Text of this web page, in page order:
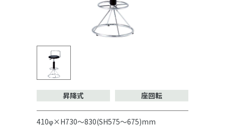
昇降式 座回転
410φ×H730～830(SH575～675)mm